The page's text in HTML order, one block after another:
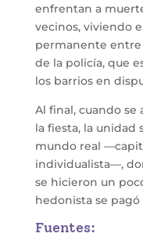
enfrentan a
vecinos, viviendo
permanente entre
de la policía, que
los barrios en
Al final, cuando se
la fiesta, la unidad
mundo real
individualista—,
se hicieron un
hedonista se
Fuentes: